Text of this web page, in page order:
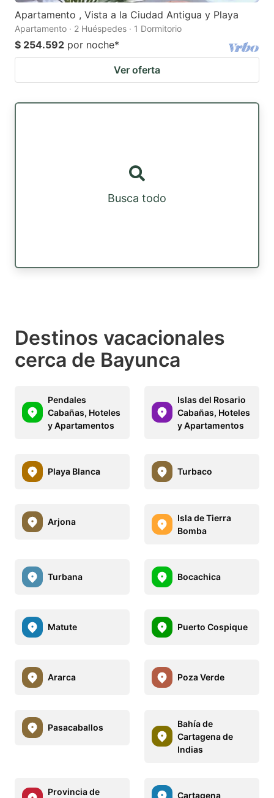
Apartamento , Vista a la Ciudad Antigua y Playa
Apartamento · 2 Huéspedes · 1 Dormitorio
$ 254.592 por noche*
Ver oferta
Busca todo
Destinos vacacionales
cerca de Bayunca
Pendales
Cabañas, Hoteles
y Apartamentos
Islas del Rosario
Cabañas, Hoteles
y Apartamentos
Playa Blanca Turbaco
Arjona
Isla de Tierra
Bomba
Turbana Bocachica
Matute Puerto Cospique
Ararca Poza Verde
Pasacaballos
Bahía de
Cartagena de
Indias
Provincia de Cartagena